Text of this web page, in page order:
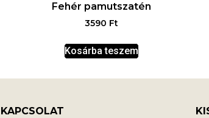
Fehér pamutszatén
3590 Ft
Kosárba teszem
KAPCSOLAT